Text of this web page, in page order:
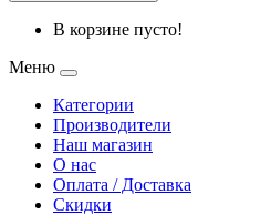
В корзине пусто!
Меню
Категории
Производители
Наш магазин
О нас
Оплата / Доставка
Скидки